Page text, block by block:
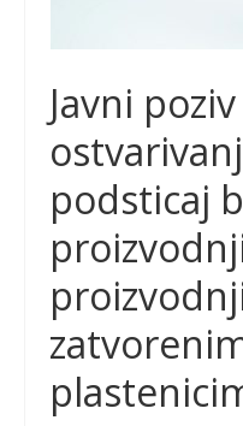
Javni poziv
podsticaj